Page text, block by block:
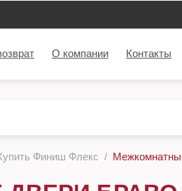
О компании Контакты
Финиш Флекс